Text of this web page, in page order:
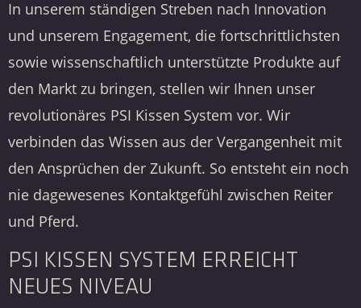
In unserem ständigen Streben nach Innovation
und unserem Engagement, die fortschrittlichsten
sowie wissenschaftlich unterstützte Produkte auf
den Markt zu bringen, stellen wir Ihnen unser
revolutionäres PSI Kissen System vor. Wir
verbinden das Wissen aus der Vergangenheit mit
den Ansprüchen der Zukunft. So entsteht ein noch
nie dagewesenes Kontaktgefühl zwischen Reiter
und Pferd.
PSI KISSEN SYSTEM ERREICHT
NEUES NIVEAU